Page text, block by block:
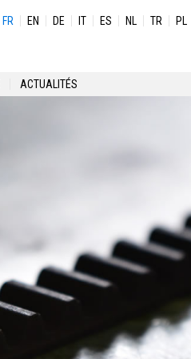
FR EN DE IT ES NL TR PL
ACTUALITÉS